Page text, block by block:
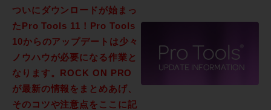
ついにダウンロードが始まっ
たPro Tools 11！Pro Tools
10からのアップデートは少々
ノウハウが必要になる作業と
なります。ROCK ON PRO
が最新の情報をまとめあげ、
そのコツや注意点をここに記